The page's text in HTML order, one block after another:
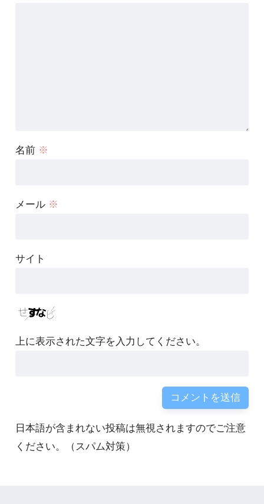
名前 ※
メール ※
サイト
上に表示された文字を入力してください。
日本語が含まれない投稿は無視されますのでご注意
ください。（スパム対策）